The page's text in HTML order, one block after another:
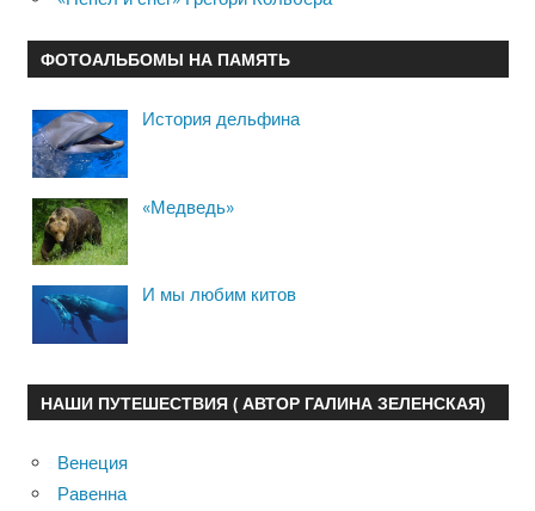
ФОТОАЛЬБОМЫ НА ПАМЯТЬ
История дельфина
«Медведь»
И мы любим китов
НАШИ ПУТЕШЕСТВИЯ ( АВТОР ГАЛИНА ЗЕЛЕНСКАЯ)
Венеция
Равенна